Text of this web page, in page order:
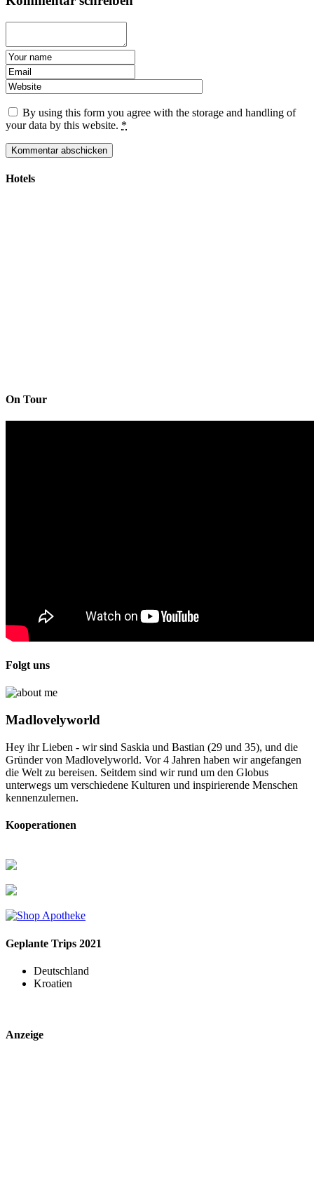
By using this form you agree with the storage and handling of
your data by this website. *
Hotels
On Tour
Folgt uns
Madlovelyworld
Hey ihr Lieben - wir sind Saskia und Bastian (29 und 35), und die
Gründer von Madlovelyworld. Vor 4 Jahren haben wir angefangen
die Welt zu bereisen. Seitdem sind wir rund um den Globus
unterwegs um verschiedene Kulturen und inspirierende Menschen
kennenzulernen.
Kooperationen
Geplante Trips 2021
Deutschland
Kroatien
Anzeige